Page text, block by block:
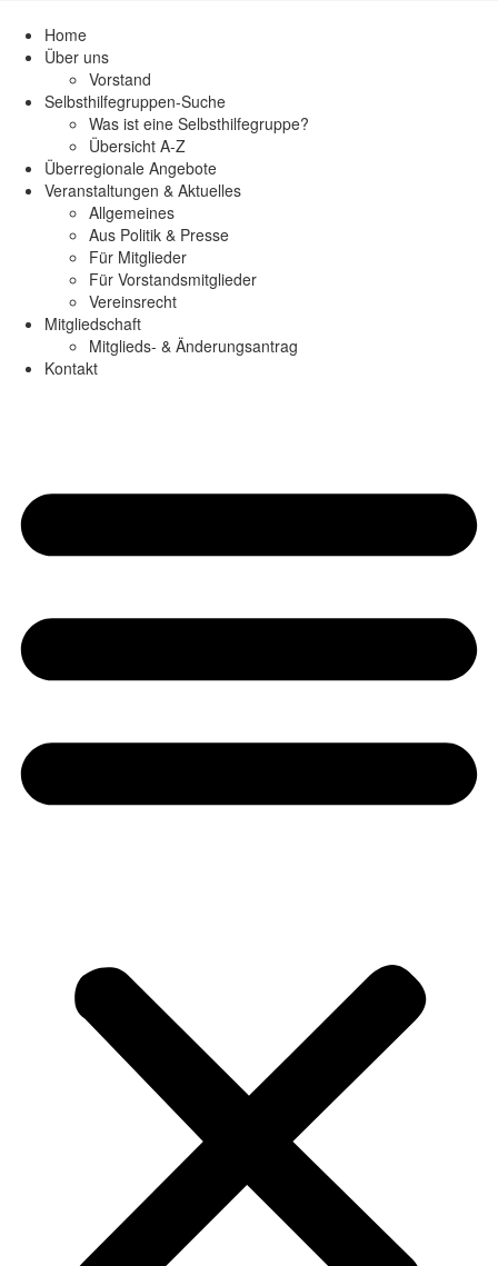
Home
Über uns
Vorstand
Selbsthilfegruppen-Suche
Was ist eine Selbsthilfegruppe?
Übersicht A-Z
Überregionale Angebote
Veranstaltungen & Aktuelles
Allgemeines
Aus Politik & Presse
Für Mitglieder
Für Vorstandsmitglieder
Vereinsrecht
Mitgliedschaft
Mitglieds- & Änderungsantrag
Kontakt